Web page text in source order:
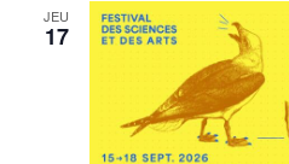
JEU
17